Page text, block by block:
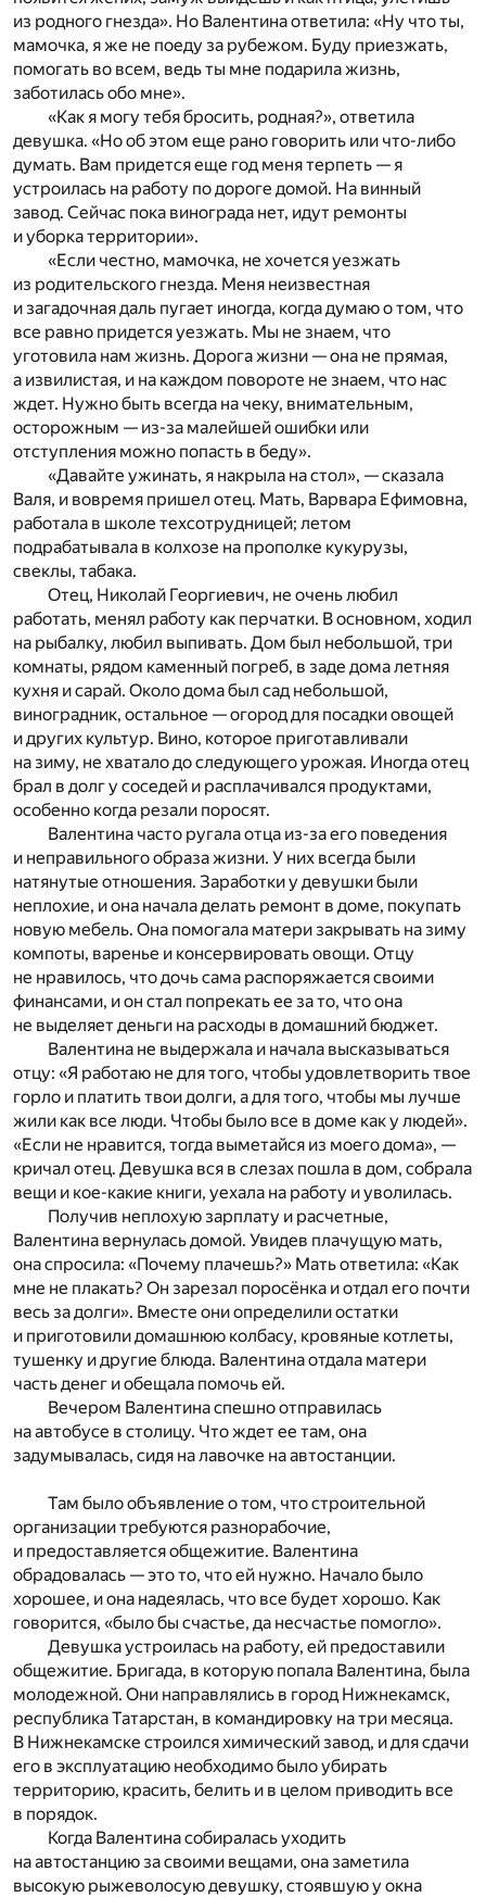
из родного гнезда». Но Валентина ответила: «Ну что ты,
мамочка, я же не поеду за рубежом. Буду приезжать,
помогать во всем, ведь ты мне подарила жизнь,
заботилась обо мне».
«Как я могу тебя бросить, родная?», ответила
девушка. «Но об этом еще рано говорить или что-либо
думать. Вам придется еще год меня терпеть — я
устроилась на работу по дороге домой. На винный
завод. Сейчас пока винограда нет, идут ремонты
и уборка территории».
«Если честно, мамочка, не хочется уезжать
из родительского гнезда. Меня неизвестная
и загадочная даль пугает иногда, когда думаю о том, что
все равно придется уезжать. Мы не знаем, что
уготовила нам жизнь. Дорога жизни — она не прямая,
а извилистая, и на каждом повороте не знаем, что нас
ждет. Нужно быть всегда на чеку, внимательным,
осторожным — из-за малейшей ошибки или
отступления можно попасть в беду».
«Давайте ужинать, я накрыла на стол», — сказала
Валя, и вовремя пришел отец. Мать, Варвара Ефимовна,
работала в школе техсотрудницей; летом
подрабатывала в колхозе на прополке кукурузы,
свеклы, табака.
Отец, Николай Георгиевич, не очень любил
работать, менял работу как перчатки. В основном, ходил
на рыбалку, любил выпивать. Дом был небольшой, три
комнаты, рядом каменный погреб, в заде дома летняя
кухня и сарай. Около дома был сад небольшой,
виноградник, остальное — огород для посадки овощей
и других культур. Вино, которое приготавливали
на зиму, не хватало до следующего урожая. Иногда отец
брал в долг у соседей и расплачивался продуктами,
особенно когда резали поросят.
Валентина часто ругала отца из-за его поведения
и неправильного образа жизни. У них всегда были
натянутые отношения. Заработки у девушки были
неплохие, и она начала делать ремонт в доме, покупать
новую мебель. Она помогала матери закрывать на зиму
компоты, варенье и консервировать овощи. Отцу
не нравилось, что дочь сама распоряжается своими
финансами, и он стал попрекать ее за то, что она
не выделяет деньги на расходы в домашний бюджет.
Валентина не выдержала и начала высказываться
отцу: «Я работаю не для того, чтобы удовлетворить твое
горло и платить твои долги, а для того, чтобы мы лучше
жили как все люди. Чтобы было все в доме как у людей».
«Если не нравится, тогда выметайся из моего дома», —
кричал отец. Девушка вся в слезах пошла в дом, собрала
вещи и кое-какие книги, уехала на работу и уволилась.
Получив неплохую зарплату и расчетные,
Валентина вернулась домой. Увидев плачущую мать,
она спросила: «Почему плачешь?» Мать ответила: «Как
мне не плакать? Он зарезал поросёнка и отдал его почти
весь за долги». Вместе они определили остатки
и приготовили домашнюю колбасу, кровяные котлеты,
тушенку и другие блюда. Валентина отдала матери
часть денег и обещала помочь ей.
Вечером Валентина спешно отправилась
на автобусе в столицу. Что ждет ее там, она
задумывалась, сидя на лавочке на автостанции.
Там было объявление о том, что строительной
организации требуются разнорабочие,
и предоставляется общежитие. Валентина
обрадовалась — это то, что ей нужно. Начало было
хорошее, и она надеялась, что все будет хорошо. Как
говорится, «было бы счастье, да несчастье помогло».
Девушка устроилась на работу, ей предоставили
общежитие. Бригада, в которую попала Валентина, была
молодежной. Они направлялись в город Нижнекамск,
республика Татарстан, в командировку на три месяца.
В Нижнекамске строился химический завод, и для сдачи
его в эксплуатацию необходимо было убирать
территорию, красить, белить и в целом приводить все
в порядок.
Когда Валентина собиралась уходить
на автостанцию за своими вещами, она заметила
высокую рыжеволосую девушку, стоявшую у окна